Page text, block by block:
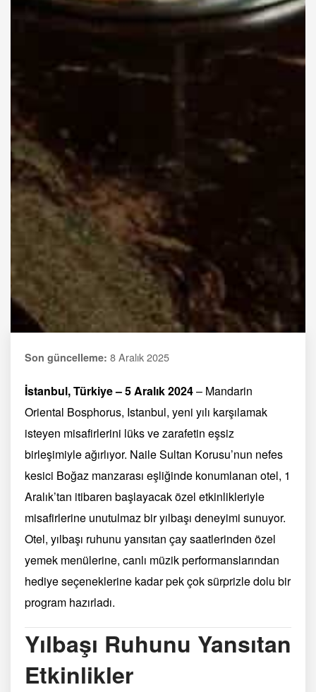
Son güncelleme: 8 Aralık 2025
İstanbul, Türkiye – 5 Aralık 2024– Mandarin
Oriental Bosphorus, Istanbul, yeni yılı karşılamak
isteyen misafirlerini lüks ve zarafetin eşsiz
birleşimiyle ağırlıyor. Naile Sultan Korusu’nun nefes
kesici Boğaz manzarası eşliğinde konumlanan otel, 1
Aralık’tan itibaren başlayacak özel etkinlikleriyle
misafirlerine unutulmaz bir yılbaşı deneyimi sunuyor.
Otel, yılbaşı ruhunu yansıtan çay saatlerinden özel
yemek menülerine, canlı müzik performanslarından
hediye seçeneklerine kadar pek çok sürprizle dolu bir
program hazırladı.
Yılbaşı Ruhunu Yansıtan
Etkinlikler